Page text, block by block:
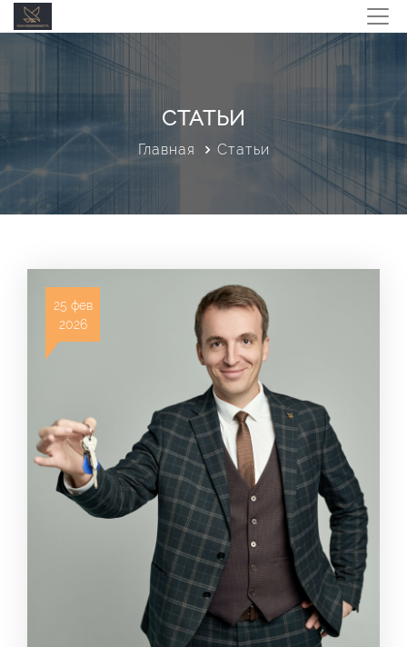
СТАТЬИ
Главная Статьи
25 фев
2026